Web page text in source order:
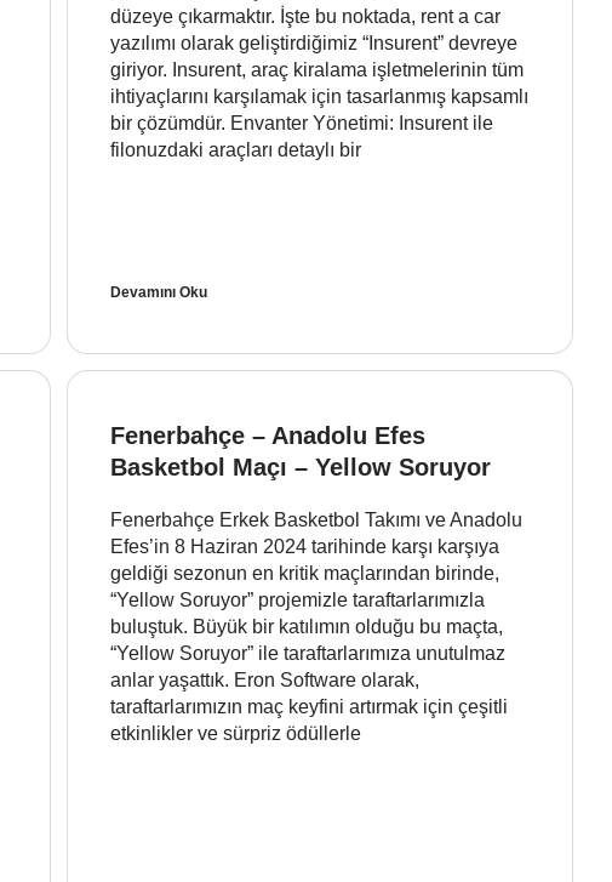
düzeye çıkarmaktır. İşte bu noktada, rent a car
yazılımı olarak geliştirdiğimiz “Insurent” devreye
giriyor. Insurent, araç kiralama işletmelerinin tüm
ihtiyaçlarını karşılamak için tasarlanmış kapsamlı
bir çözümdür. Envanter Yönetimi: Insurent ile
filonuzdaki araçları detaylı bir
Devamını Oku
Fenerbahçe – Anadolu Efes
Basketbol Maçı – Yellow Soruyor
Fenerbahçe Erkek Basketbol Takımı ve Anadolu
Efes’in 8 Haziran 2024 tarihinde karşı karşıya
geldiği sezonun en kritik maçlarından birinde,
“Yellow Soruyor” projemizle taraftarlarımızla
buluştuk. Büyük bir katılımın olduğu bu maçta,
“Yellow Soruyor” ile taraftarlarımıza unutulmaz
anlar yaşattık. Eron Software olarak,
taraftarlarımızın maç keyfini artırmak için çeşitli
etkinlikler ve sürpriz ödüllerle